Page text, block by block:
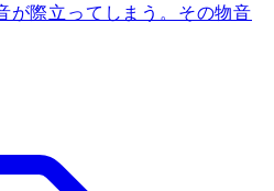
が際立ってしまう。その物音